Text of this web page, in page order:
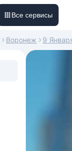
Все сервисы
Воронеж 9